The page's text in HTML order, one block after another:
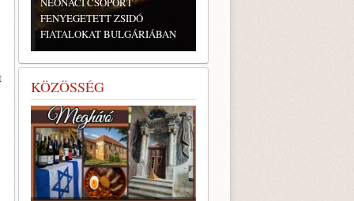
FENYEGETETT ZSIDÓ
FIATALOKAT BULGÁRIÁBAN
KÖZÖSSÉG